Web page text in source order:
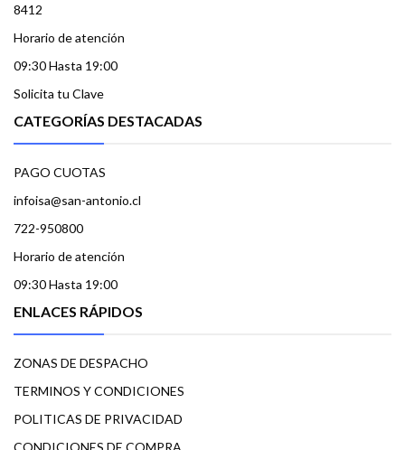
8412
Horario de atención
09:30 Hasta 19:00
Solicita tu Clave
CATEGORÍAS DESTACADAS
PAGO CUOTAS
infoisa@san-antonio.cl
722-950800
Horario de atención
09:30 Hasta 19:00
ENLACES RÁPIDOS
ZONAS DE DESPACHO
TERMINOS Y CONDICIONES
POLITICAS DE PRIVACIDAD